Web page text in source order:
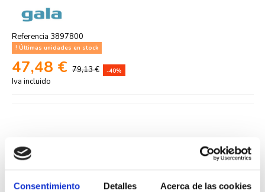
Consentimiento Detalles Acerca de las cookies
Referencia 3897800
Últimas unidades en stock
47,48 € 79,13 € -40%
Iva incluido
Descripción